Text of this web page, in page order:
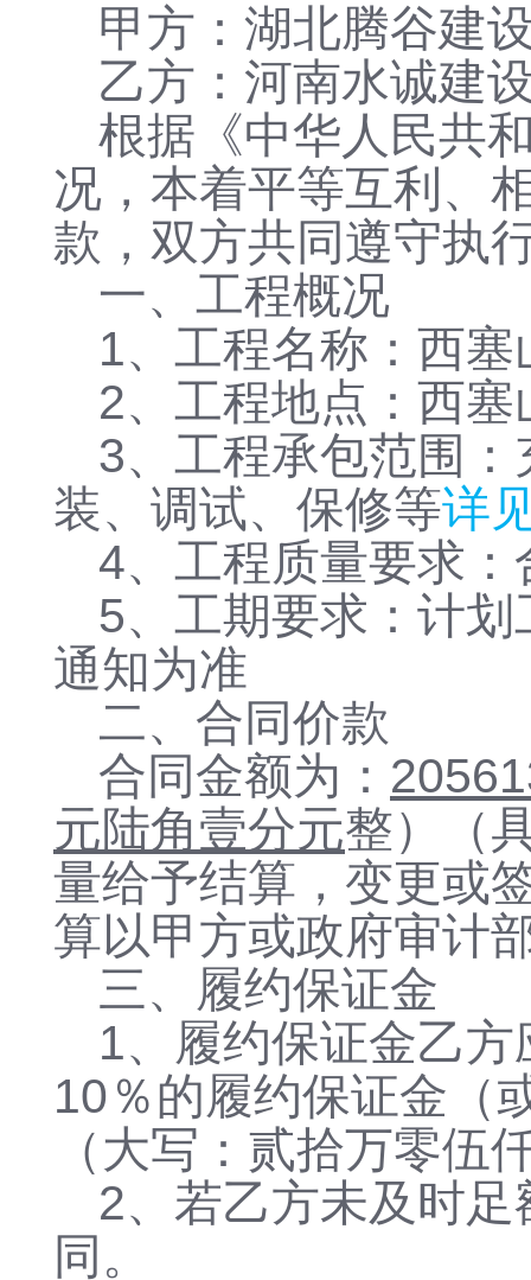
甲方：湖北腾谷建
乙方：河南水诚建
根据《中华人民共
况，本着平等互利、
款，双方共同遵守执
一、工程概况
1、工程名称：西
2、工程地点：西塞
3、工程承包范围
装、调试、保修等详
4、工程质量要求：
5、工期要求：计
通知为准
二、合同价款
合同金额为：
元陆角壹分元整）（
量给予结算，变更或
算以甲方或政府审计
三、 履约保证金
1、履约保证金乙
10％的履约保证金（
（大写：贰拾万零伍
2、若乙方未及时
同。